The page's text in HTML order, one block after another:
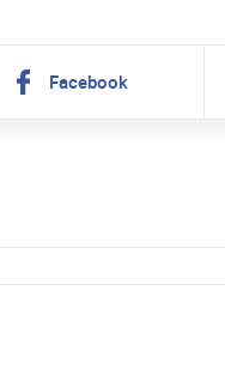
Facebook